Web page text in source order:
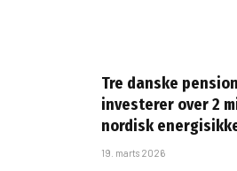
Tre danske
investerer over 2
nordisk
19. marts 2026